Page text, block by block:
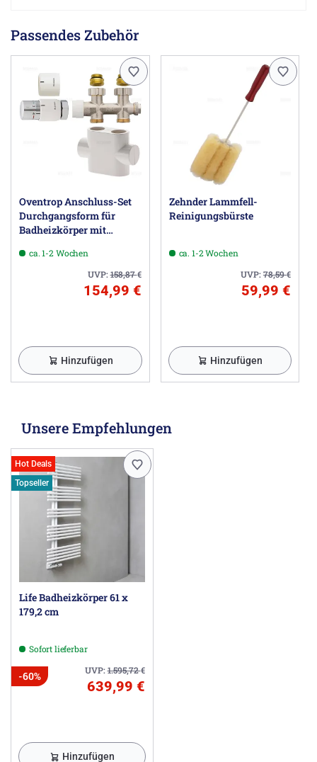
bei (55/45/20): 352 Watt
Bei Mischbetrieb bitte noch den Heizstab mit 300W aus
den Zubehör mitbestellen.
Herstellerinformationen
Zehnder Group Deutschland GmbH, Europastraße 10,
77933 Lahr DE, info@zehnder-systems.de
Passendes Zubehör
Oventrop Anschluss-Set
Durchgangsform für
Badheizkörper mit
ca. 1-2 Wochen
UVP:158,87€
154,99 €
Hinzufügen
Zehnder Lammfell-
Reinigungsbürste
ca. 1-2 Wochen
UVP:78,59€
59,99 €
Hinzufügen
Unsere Empfehlungen
Hot Deals
Topseller
Life Badheizkörper 61 x
179,2 cm
Sofort lieferbar
UVP:1.595,72€
-60%
639,99 €
Hinzufügen